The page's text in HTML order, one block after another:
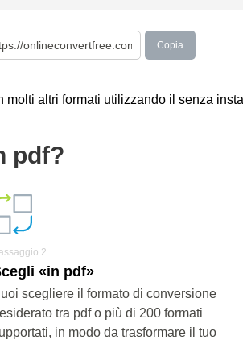
Copia
altri formati utilizzando il senza
pdf?
2
«in pdf»
scegliere il formato di conversione
tra pdf o più di 200 formati
in modo da trasformare il tuo